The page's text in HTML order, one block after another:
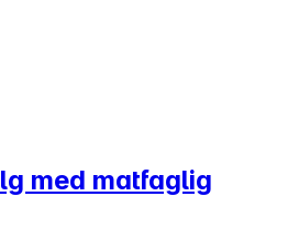
med matfaglig